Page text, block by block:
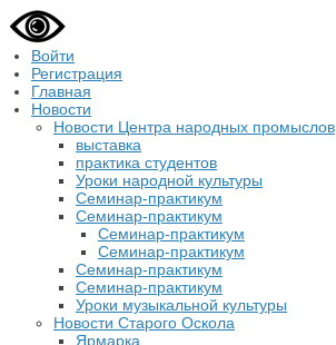
Войти
Регистрация
Главная
Новости
Новости Центра народных промыслов
выставка
практика студентов
Уроки народной культуры
Семинар-практикум
Семинар-практикум
Семинар-практикум
Семинар-практикум
Семинар-практикум
Семинар-практикум
Уроки музыкальной культуры
Новости Старого Оскола
Ярмарка